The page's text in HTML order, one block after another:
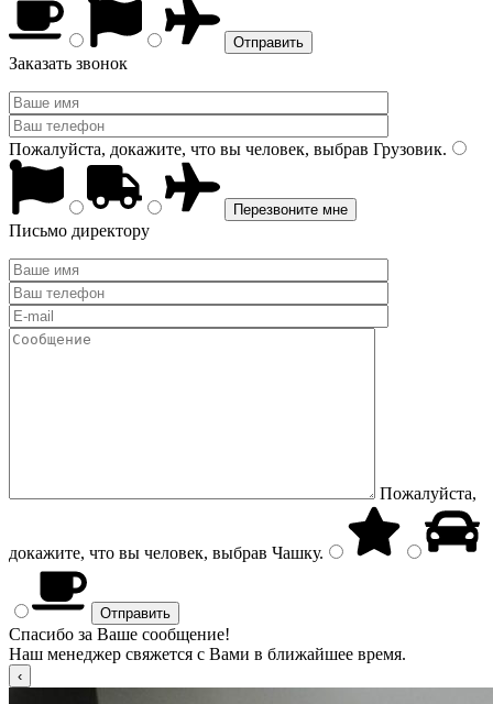
Заказать звонок
Пожалуйста, докажите, что вы человек, выбрав Грузовик.
Письмо директору
Пожалуйста,
докажите, что вы человек, выбрав Чашку.
Спасибо за Ваше сообщение!
Наш менеджер свяжется с Вами в ближайшее время.